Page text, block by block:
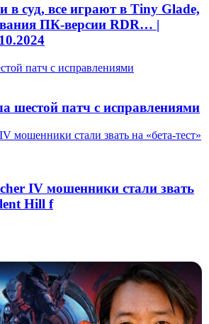
в суд, все играют в Tiny Glade,
ПК-версии RDR… |
патч с исправлениями
шестой патч с исправлениями
мошенники стали звать на «бета-тест»
IV мошенники стали звать
Hill f